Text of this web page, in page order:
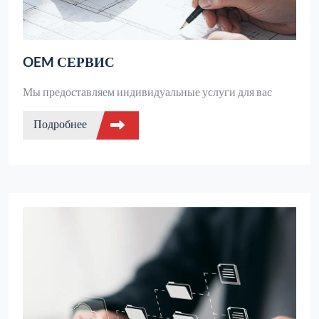
OEM СЕРВИС
Мы предоставляем индивидуальные услуги для вас
Подробнее